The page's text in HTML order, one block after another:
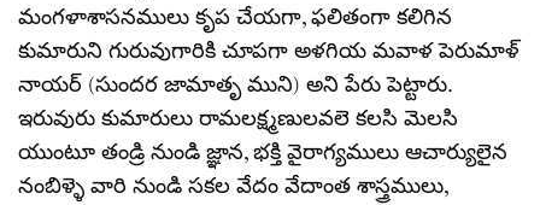
మంగళాశాసనములు కృప చేయగా, ఫలితంగా కలిగిన
కుమారుని గురువుగారికి చూపగా అళగియ మవాళ పెరుమాళ్
నాయర్ (సుందర జామాతృ ముని) అని పేరు పెట్టారు.
ఇరువురు కుమారులు రామలక్ష్మణులవలె కలసి మెలసి
యుంటూ తండ్రి నుండి జ్ఞాన, భక్తి వైరాగ్యములు ఆచార్యులైన
నంబిళ్ళె వారి నుండి సకల వేదం వేదాంత శాస్త్రములు,